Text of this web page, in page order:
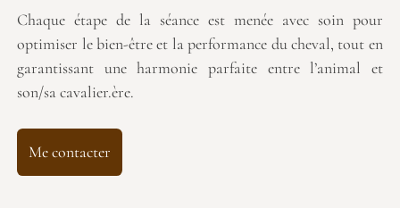
Chaque étape de la séance est menée avec soin pour
optimiser le bien-être et la performance du cheval, tout en
garantissant une harmonie parfaite entre l’animal et
son/sa cavalier.ère.
Me contacter